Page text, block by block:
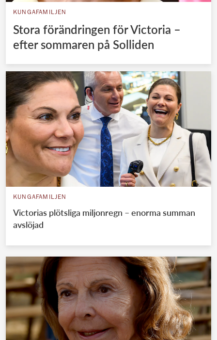
KUNGAFAMILJEN
Stora förändringen för Victoria –
efter sommaren på Solliden
KUNGAFAMILJEN
Victorias plötsliga miljonregn – enorma summan
avslöjad